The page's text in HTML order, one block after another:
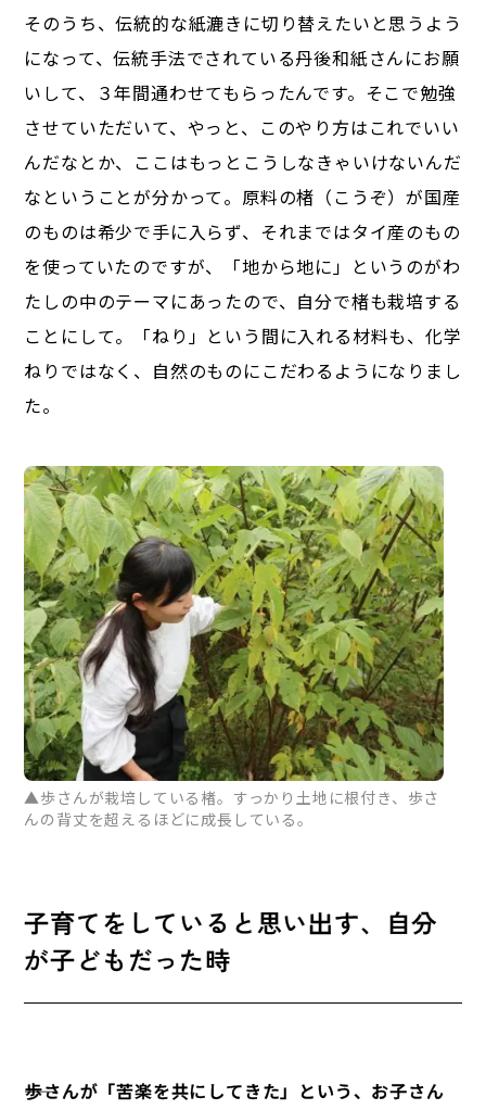
そのうち、伝統的な紙漉きに切り替えたいと思うよう
になって、伝統手法でされている丹後和紙さんにお願
いして、３年間通わせてもらったんです。そこで勉強
させていただいて、やっと、このやり方はこれでいい
んだなとか、ここはもっとこうしなきゃいけないんだ
なということが分かって。原料の楮（こうぞ）が国産
のものは希少で手に入らず、それまではタイ産のもの
を使っていたのですが、「地から地に」というのがわ
たしの中のテーマにあったので、自分で楮も栽培する
ことにして。「ねり」という間に入れる材料も、化学
ねりではなく、自然のものにこだわるようになりまし
た。
▲歩さんが栽培している楮。すっかり土地に根付き、歩さ
んの背丈を超えるほどに成長している。
子育てをしていると思い出す、自分
が子どもだった時
――歩さんが「苦楽を共にしてきた」という、お子さん